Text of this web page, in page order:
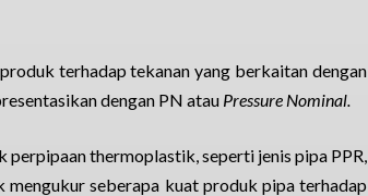
terhadap tekanan yang berkaitan dengan
dengan PN atau Pressure Nominal.
perpipaan thermoplastik, seperti jenis pipa PPR,
mengukur seberapa kuat produk pipa terhadap